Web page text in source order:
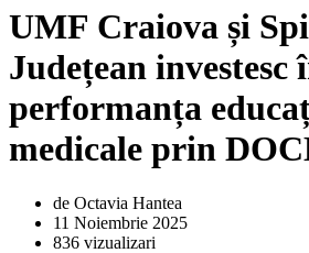
UMF Craiova și
Județean investesc
performanța
medicale prin
de Octavia Hantea
11 Noiembrie 2025
836 vizualizari